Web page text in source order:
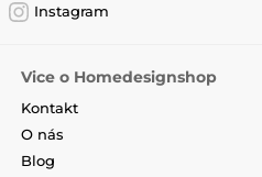
Instagram
Vice o Homedesignshop
Kontakt
O nás
Blog